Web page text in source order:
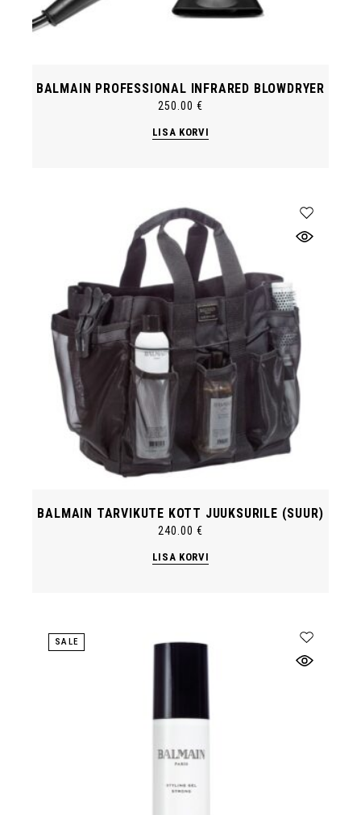
BALMAIN PROFESSIONAL INFRARED BLOWDRYER
250.00€
LISA KORVI
BALMAIN TARVIKUTE KOTT JUUKSURILE (SUUR)
240.00€
LISA KORVI
SALE